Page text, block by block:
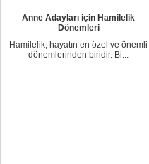
Anne Adayları için Hamilelik
Dönemleri
Hamilelik, hayatın en özel ve önemli
dönemlerinden biridir. Bi...